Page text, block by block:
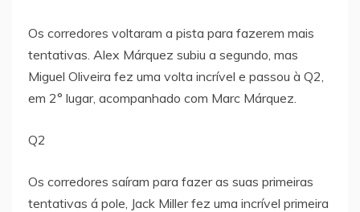
Os corredores voltaram a pista para fazerem mais
tentativas. Alex Márquez subiu a segundo, mas
Miguel Oliveira fez uma volta incrível e passou à Q2,
em 2° lugar, acompanhado com Marc Márquez.
Q2
Os corredores saíram para fazer as suas primeiras
tentativas á pole, Jack Miller fez uma incrível primeira